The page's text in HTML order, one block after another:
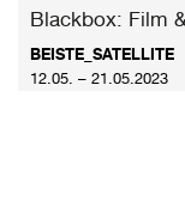
Blackbox: Film
BEISTE_SATELLITE
12.05. – 21.05.2023